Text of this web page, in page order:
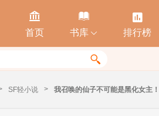

首页

书库 

排行榜

SF轻小说 > 我召唤的仙子不可能是黑化女主！